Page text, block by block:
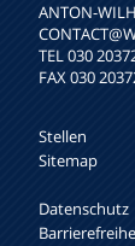
ANTON-
CONTACT
TEL 030
FAX 030
Stellen
Sitemap
Datenschutz